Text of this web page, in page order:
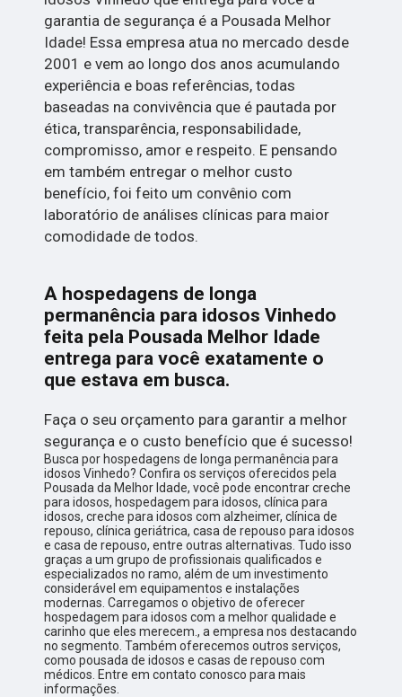
garantia de segurança é a Pousada Melhor
Idade! Essa empresa atua no mercado desde
2001 e vem ao longo dos anos acumulando
experiência e boas referências, todas
baseadas na convivência que é pautada por
ética, transparência, responsabilidade,
compromisso, amor e respeito. E pensando
em também entregar o melhor custo
benefício, foi feito um convênio com
laboratório de análises clínicas para maior
comodidade de todos.
A hospedagens de longa
permanência para idosos Vinhedo
feita pela Pousada Melhor Idade
entrega para você exatamente o
que estava em busca.
Faça o seu orçamento para garantir a melhor
segurança e o custo benefício que é sucesso!
Busca por hospedagens de longa permanência para
idosos Vinhedo? Confira os serviços oferecidos pela
Pousada da Melhor Idade, você pode encontrar creche
para idosos, hospedagem para idosos, clínica para
idosos, creche para idosos com alzheimer, clínica de
repouso, clínica geriátrica, casa de repouso para idosos
e casa de repouso, entre outras alternativas. Tudo isso
graças a um grupo de profissionais qualificados e
especializados no ramo, além de um investimento
considerável em equipamentos e instalações
modernas. Carregamos o objetivo de oferecer
hospedagem para idosos com a melhor qualidade e
carinho que eles merecem., a empresa nos destacando
no segmento. Também oferecemos outros serviços,
como pousada de idosos e casas de repouso com
médicos. Entre em contato conosco para mais
informações.